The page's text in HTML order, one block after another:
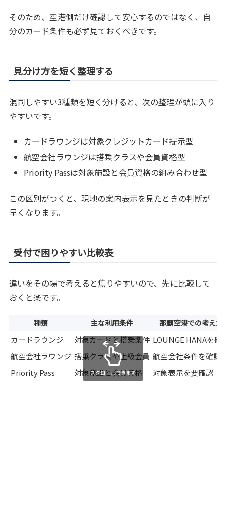
そのため、空港側だけ確認して安心するのではなく、自
分のカード条件も必ず見ておくべきです。
見分け方を短く整理する
混同しやすい3種類を短く分けると、次の整理が頭に入り
やすいです。
カードラウンジは対象クレジットカード提示型
航空会社ラウンジは搭乗クラスや会員資格型
Priority Passは対象施設と会員資格の組み合わせ型
この区別がつくと、現地の案内表示を見たときの判断が
早くなります。
受付で困りやすい比較表
違いをその場で考えると焦りやすいので、先に比較して
おくと楽です。
種類 主な利用条件 那覇空港での考え方
カードラウンジ 対象カードと搭乗条件 LOUNGE HANAを確
航空会社ラウンジ 搭乗クラスや上級会員 航空会社条件を確認
Priority Pass
対象施設と会員資格 対象表示を要確認
スクロールできます